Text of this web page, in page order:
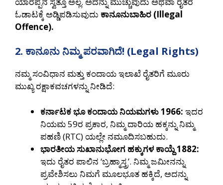
ಓಡಾಟಕ್ಕೆ ಅಡ್ಡಿಪಡಿಸುವುದು ಕಾನೂನುಬಾಹಿರ (Illegal
Offence).
2. ಕಾನೂನು ನಿಮ್ಮ ಪರವಾಗಿದೆ! (Legal Rights)
ನಮ್ಮ ಸಂವಿಧಾನ ಮತ್ತು ಕಂದಾಯ ಇಲಾಖೆ ರೈತರಿಗೆ ಮೂರು
ಮುಖ್ಯ ರಕ್ಷಾಕವಚಗಳನ್ನು ನೀಡಿದೆ:
ಕರ್ನಾಟಕ ಭೂ ಕಂದಾಯ ನಿಯಮಗಳು 1966: ಇದರ
ನಿಯಮ 59ರ ಪ್ರಕಾರ, ನಿಮ್ಮ ದಾರಿಯ ಹಕ್ಕನ್ನು ನಿಮ್ಮ
ಪಹಣಿ (RTC) ಯಲ್ಲೇ ನಮೂದಿಸಬಹುದು.
ಭಾರತೀಯ ಸುಖಾನುಭೋಗ ಹಕ್ಕುಗಳ ಕಾಯ್ದೆ 1882:
ಇದು ರೈತರ ಪಾಲಿನ ‘ಬ್ರಹ್ಮಾಸ್ತ್ರ’. ನಿಮ್ಮ ಜಮೀನನ್ನು
ಪ್ರವೇಶಿಸಲು ನಿಮಗೆ ಮೂಲಭೂತ ಹಕ್ಕಿದೆ, ಅದನ್ನು